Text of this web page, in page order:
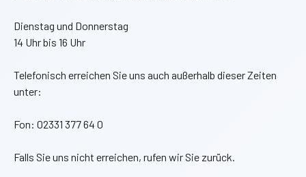
Dienstag und Donnerstag
14 Uhr bis 16 Uhr
Telefonisch erreichen Sie uns auch außerhalb dieser Zeiten
unter:
Fon: 02331 377 64 0
Falls Sie uns nicht erreichen, rufen wir Sie zurück.